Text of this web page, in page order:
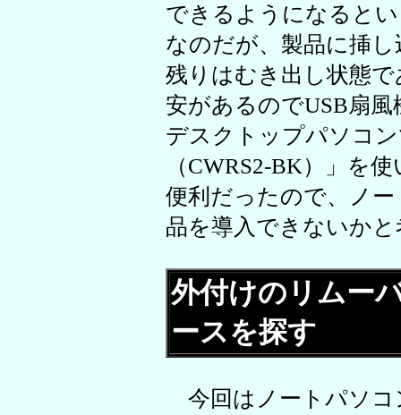
できるようになると
なのだが、製品に挿
残りはむき出し状態
安があるのでUSB扇
デスクトップパソコ
（CWRS2-BK）」を
便利だったので、ノ
品を導入できないか
外付けのリムー
ースを探す
今回はノートパソコ